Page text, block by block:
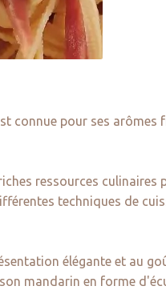
connue pour ses arômes
ressources culinaires
techniques de
élégante et au
mandarin en forme